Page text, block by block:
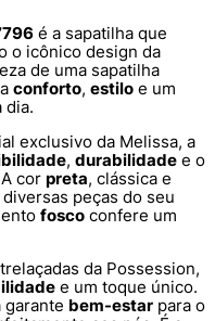
é a sapatilha que
o icônico design da
de uma sapatilha
conforto, estilo e um
dia.
exclusivo da Melissa, a
, durabilidade e o
cor preta, clássica e
peças do seu
fosco confere um
da Possession,
e um toque único.
garante bem-estar para o